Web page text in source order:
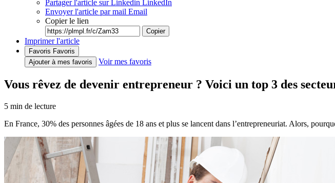
Partager l'article sur Linkedin LinkedIn
Envoyer l'article par mail Email
Copier le lien
Copier
Imprimer l'article
Favoris Favoris
Ajouter à mes favoris
Voir mes favoris
Vous rêvez de devenir entrepreneur ? Voici un top 3 des
5 min de lecture
En France, 30% des personnes âgées de 18 ans et plus se lancent dans l’entrepreneuriat. Alors,